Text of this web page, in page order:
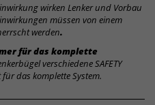
wirken Lenker und Vorbau
müssen von einem
werden.
für das komplette
verschiedene SAFETY
das komplette System.